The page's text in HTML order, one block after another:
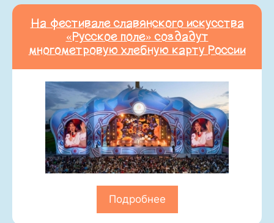
На фестивале славянского искусства
«Русское поле» создадут
многометровую хлебную карту России
Подробнее